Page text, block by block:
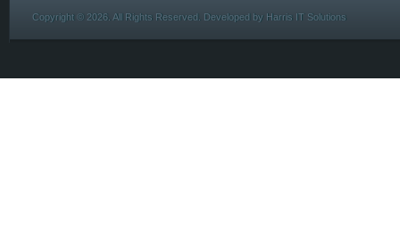
Copyright © 2026. All Rights Reserved. Developed by Harris IT Solutions